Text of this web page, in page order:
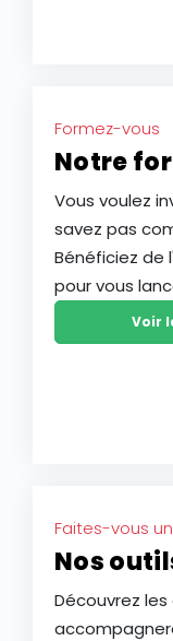
Formez-vous
Notre
Vous voulez
savez pas
Bénéficiez de
pour vous
Voir
Faites-vous
Nos
Découvrez